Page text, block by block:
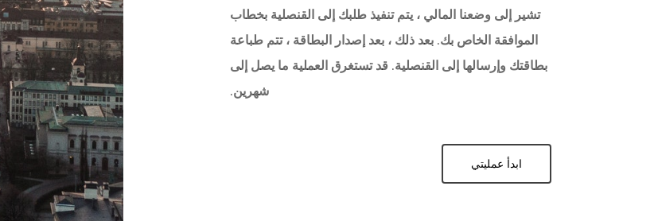
تشير إلى وضعنا المالي ، يتم تنفيذ طلبك إلى القنصلية بخطاب
الموافقة الخاص بك. بعد ذلك ، بعد إصدار البطاقة ، تتم طباعة
بطاقتك وإرسالها إلى القنصلية. قد تستغرق العملية ما يصل إلى
شهرين.
ابدأ عمليتي